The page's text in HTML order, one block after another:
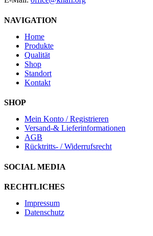
NAVIGATION
Home
Produkte
Qualität
Shop
Standort
Kontakt
SHOP
Mein Konto / Registrieren
Versand-& Lieferinformationen
AGB
Rücktritts- / Widerrufsrecht
SOCIAL MEDIA
RECHTLICHES
Impressum
Datenschutz